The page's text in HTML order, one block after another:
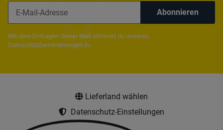
Abonnieren
Mit dem Eintragen deiner Mail stimmst du unseren
Dateschutzbestimmungen zu.
Lieferland wählen
Datenschutz-Einstellungen